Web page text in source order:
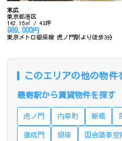
末広
東京都港区
142.15㎡ / 43坪
989,000円
東京メトロ銀座線 虎ノ門駅より徒歩3分
このエリアの他の物件
最寄駅から賃貸物件を探す
虎ノ門 内幸町 新橋
御成門 銀座 国会議事堂